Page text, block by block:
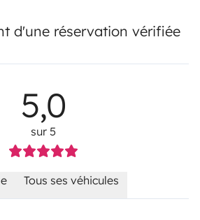
d'une réservation vérifiée
5,0
sur 5
Tous ses véhicules